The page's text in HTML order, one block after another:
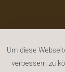
Um diese
verbessern zu